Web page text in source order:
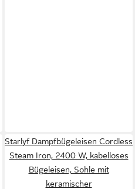
Starlyf Dampfbügeleisen Cordless
Steam Iron, 2400 W, kabelloses
Bügeleisen, Sohle mit
keramischer